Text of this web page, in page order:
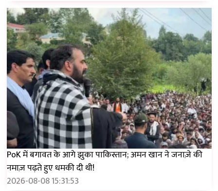
PoK में बगावत के आगे झुका पाकिस्तान; अमन खान ने जनाज़े की
नमाज़ पढ़ते हुए धमकी दी थी!
2026-08-08 15:31:53